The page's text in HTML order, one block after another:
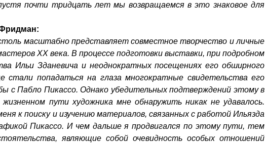
почти тридцать лет мы возвращаемся в это знаковое для
масштабно представляет совместное творчество и личные
ХХ века. В процессе подготовки выставки, при подробном
Ильи Зданевича и неоднократных посещениях его обширного
попадаться на глаза многократные свидетельства его
с Пабло Пикассо. Однако убедительных подтверждений этому в
пути художника мне обнаружить никак не удавалось.
к поиску и изучению материалов, связанных с работой Ильязда
Пикассо. И чем дальше я продвигался по этому пути, тем
являющие собой очевидность особых отношений